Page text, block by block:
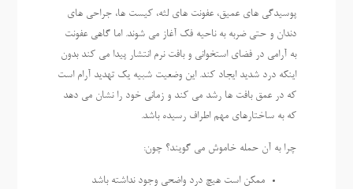
پوسیدگی های عمیق، عفونت های لثه، کیست ها، جراحی های
دندان و حتی ضربه به ناحیه فک آغاز می شوند. اما گاهی عفونت
به آرامی در فضای استخوانی و بافت نرم انتشار پیدا می کند بدون
اینکه درد شدید ایجاد کند. این وضعیت شبیه یک تهدید آرام است
که در عمق بافت ها رشد می کند و زمانی خود را نشان می دهد
که به ساختارهای مهم اطراف رسیده باشد.
چرا به آن حمله خاموش می گویند؟ چون:
ممکن است هیچ درد واضحی وجود نداشته باشد